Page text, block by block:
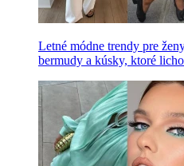
Letné módne trendy pre
bermudy a kúsky, ktoré